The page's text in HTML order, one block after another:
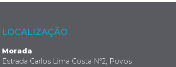
LOCALIZAÇÃO
Morada
Estrada Carlos Lima Costa Nº2, Povos